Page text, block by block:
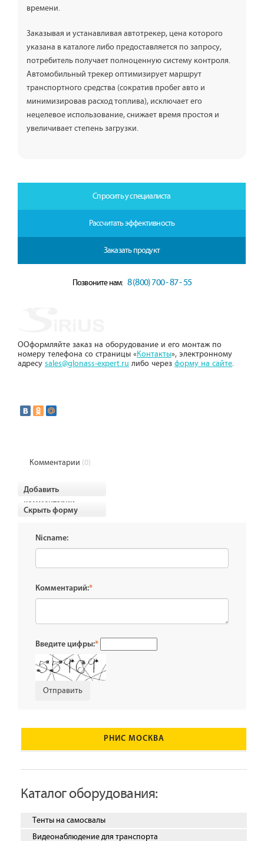
времени.
Заказывая и устанавливая автотрекер, цена которого
указана в каталоге либо предоставляется по запросу,
потребитель получает полноценную систему контроля.
Автомобильный трекер оптимизирует маршрут
транспортного средства (сократив пробег авто и
минимизировав расход топлива), исключает его
нецелевое использование, снижает время простоя и
увеличивает степень загрузки.
Спросить у специалиста
Рассчитать эффективность
Заказать продукт
Позвоните нам: 8 (800) 700 - 87 - 55
ООформляйте заказ на оборудование и его монтаж по
номеру телефона со страницы «Контакты», электронному
адресу sales@glonass-expert.ru либо через форму на сайте.
Комментарии (0)
Добавить
комментарии
Скрыть форму
Nicname:
Комментарий:*
Введите цифры:*
РНИС МОСКВА
Каталог оборудования:
Тенты на самосвалы
Видеонаблюдение для транспорта